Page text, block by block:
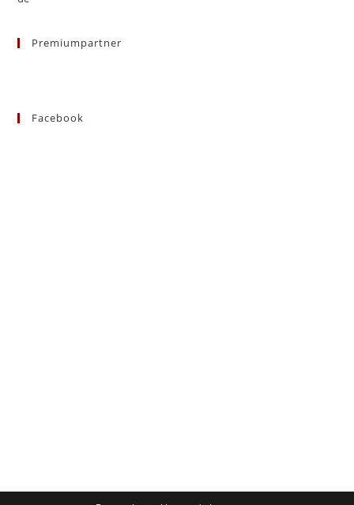
Premiumpartner
Facebook